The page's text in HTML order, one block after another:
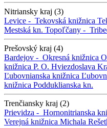
Nitriansky kraj (3)
Levice - Tekovská knižnica
Mestská kn. Topoľčany -
Prešovský kraj (4)
Bardejov - Okresná knižnica
knižnica P. O. Hviezdoslava
Ľubovnianska knižnica
knižnica Podduklianska kn.
Trenčiansky kraj (2)
Prievidza - Hornonitrianska
Verejná knižnica Michala